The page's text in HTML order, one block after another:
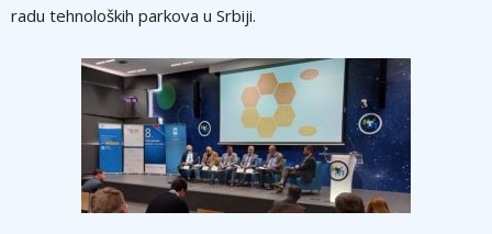
radu tehnoloških parkova u Srbiji.